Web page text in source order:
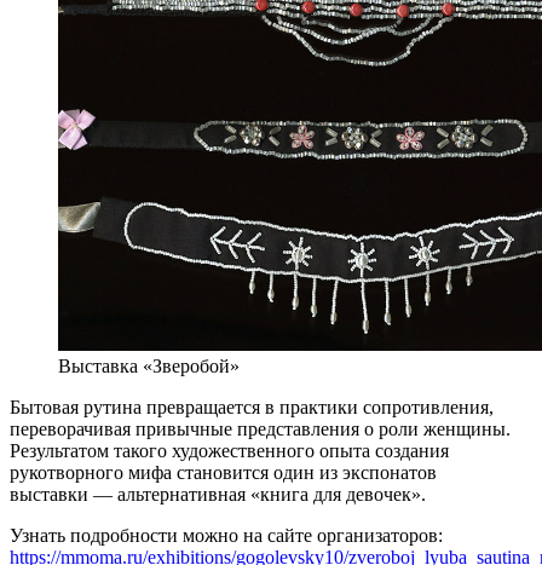
Выставка «Зверобой»
Бытовая рутина превращается в практики сопротивления,
переворачивая привычные представления о роли женщины.
Результатом такого художественного опыта создания
рукотворного мифа становится один из экспонатов
выставки — альтернативная «книга для девочек».
Узнать подробности можно на сайте организаторов:
https://mmoma.ru/exhibitions/gogolevsky10/